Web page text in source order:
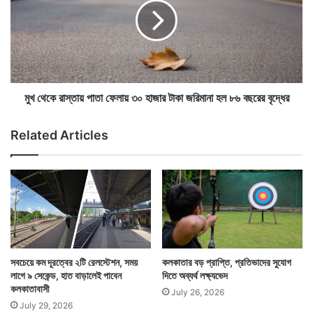
তার পথচলা শুরুর পরের বছরই তৈরি হয় হেয়ার স্কুল। হিন্দু স্কুলের
ঠিক বিপরীত দিকে তৈরি হয় হেয়ার স্কুল। এরপর ১৮২৩ সালে
দার্জিলিঙয়ে তৈরি হয় সেন্ট পলস স্কুল।
ম
ন্দি
র
চ
টে
বে
ড়া
ব
লে
ই
বি
স
স্তা
য়
পা
তা
৩
০
হা
জা
র
টা
কা
জ
রি
মা
না
হ
মুখ থেকে রাস্তায় পাতা ফেলায় ৩০ হাজার টাকা জরিমানা হল ৮৬ বছরের বৃদ্ধের
Related Articles
সবচেয়ে কম দূরত্বের ২টি রেলস্টেশন, সময়
লাগে ৯ সেকেন্ড, হাত বাড়ালেই পাবেন
কলকাতাবাসী
July 29, 2026
কলকাতার বড় প্রাপ্তি, প্রতিভাদের সুযোগ
দিতে অব্যর্থ লক্ষ্যভেদ
July 26, 2026